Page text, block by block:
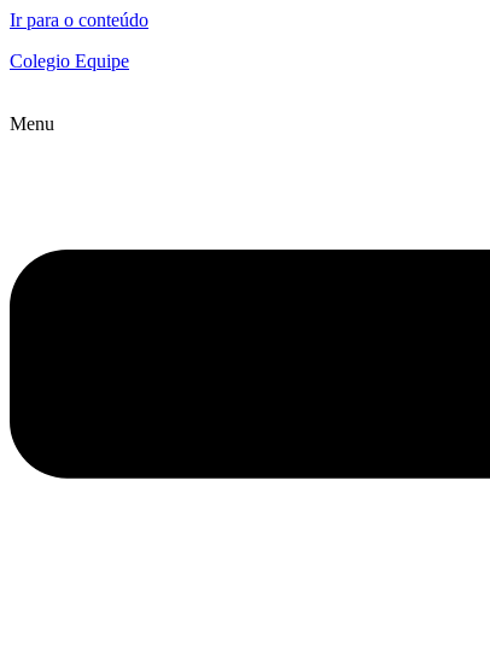
Ir para o conteúdo
Colegio Equipe
Menu